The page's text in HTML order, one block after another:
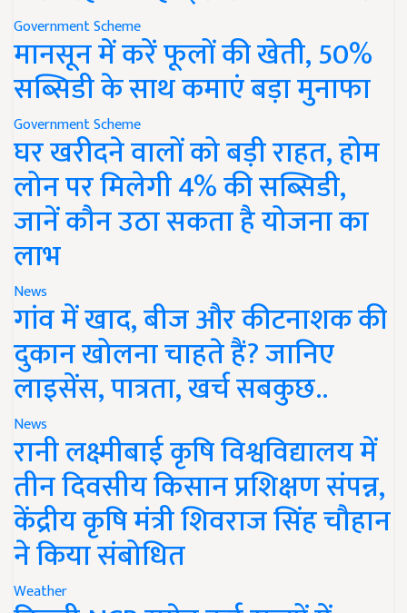
Government Scheme
मानसून में करें फूलों की खेती, 50%
सब्सिडी के साथ कमाएं बड़ा मुनाफा
Government Scheme
घर खरीदने वालों को बड़ी राहत, होम
लोन पर मिलेगी 4% की सब्सिडी,
जानें कौन उठा सकता है योजना का
लाभ
News
गांव में खाद, बीज और कीटनाशक की
दुकान खोलना चाहते हैं? जानिए
लाइसेंस, पात्रता, खर्च सबकुछ..
News
रानी लक्ष्मीबाई कृषि विश्वविद्यालय में
तीन दिवसीय किसान प्रशिक्षण संपन्न,
केंद्रीय कृषि मंत्री शिवराज सिंह चौहान
ने किया संबोधित
Weather